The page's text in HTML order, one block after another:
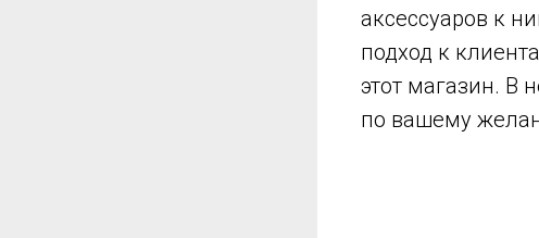
аксессуаров к
подход к
этот магазин. В
по вашему